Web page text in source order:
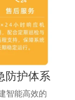
防护体系
智能高效的